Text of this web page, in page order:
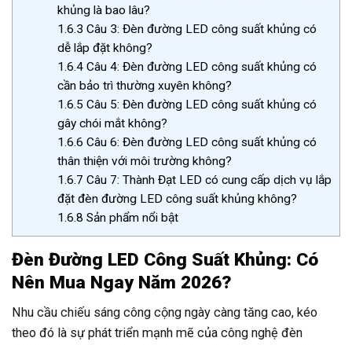
khủng là bao lâu?
1.6.3 Câu 3: Đèn đường LED công suất khủng có
dễ lắp đặt không?
1.6.4Câu 4: Đèn đường LED công suất khủng có
cần bảo trì thường xuyên không?
1.6.5 Câu 5: Đèn đường LED công suất khủng có
gây chói mắt không?
1.6.6 Câu 6: Đèn đường LED công suất khủng có
thân thiện với môi trường không?
1.6.7 Câu 7: Thành Đạt LED có cung cấp dịch vụ lắp
đặt đèn đường LED công suất khủng không?
1.6.8 Sản phẩm nổi bật
Đèn Đường LED Công Suất Khủng: Có
Nên Mua Ngay Năm 2026?
Nhu cầu chiếu sáng công cộng ngày càng tăng cao, kéo
theo đó là sự phát triển mạnh mẽ của công nghệ đèn